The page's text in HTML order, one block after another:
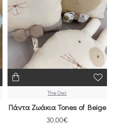
The Owl
Πάντα Ζωάκια Tones of Beige
30,00€